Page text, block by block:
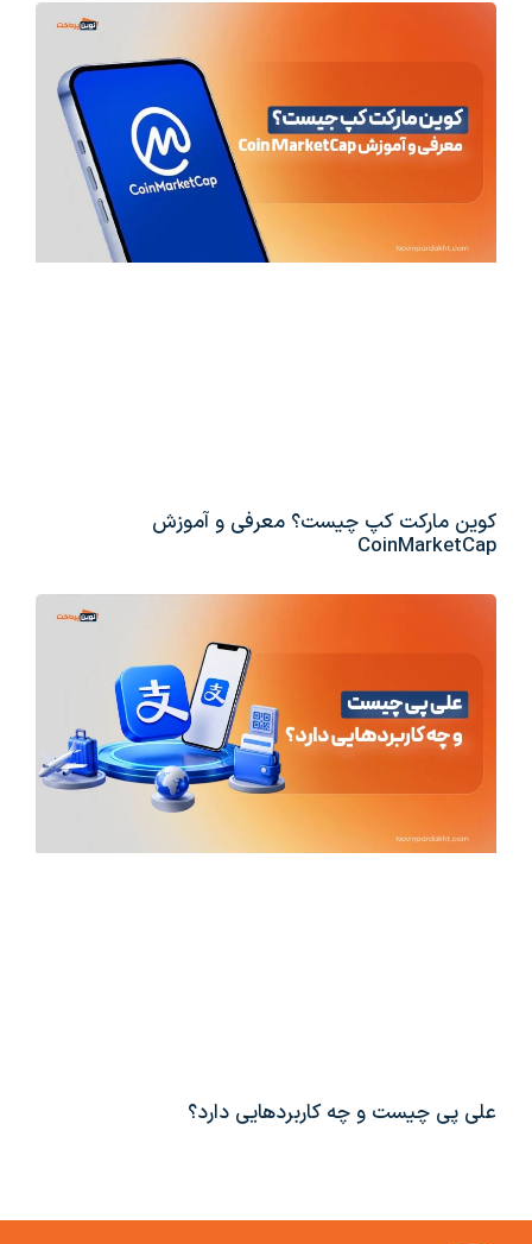
کوین مارکت کپ چیست؟ معرفی و آموزش
CoinMarketCap
علی پی چیست و چه کاربردهایی دارد؟